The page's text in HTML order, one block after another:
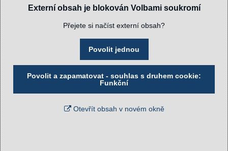
Externí obsah je blokován Volbami soukromí
Přejete si načíst externí obsah?
Povolit jednou
Povolit a zapamatovat - souhlas s druhem cookie:
Funkční
Otevřít obsah v novém okně